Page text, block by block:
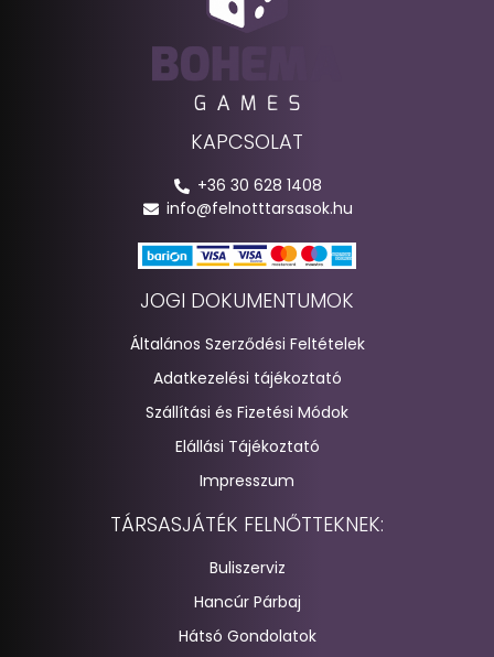
KAPCSOLAT
+36 30 628 1408
info@felnotttarsasok.hu
JOGI DOKUMENTUMOK
Általános Szerződési Feltételek
Adatkezelési tájékoztató
Szállítási és Fizetési Módok
Elállási Tájékoztató
Impresszum
TÁRSASJÁTÉK FELNŐTTEKNEK:
Buliszerviz
Hancúr Párbaj
Hátsó Gondolatok